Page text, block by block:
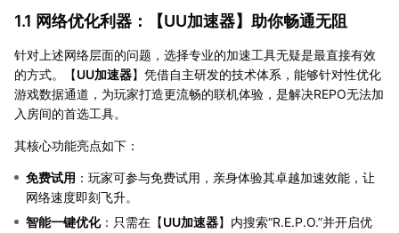
1.1 网络优化利器：【UU加速器】助你畅通无阻
针对上述网络层面的问题，选择专业的加速工具无疑是最直接有效
的方式。【UU加速器】凭借自主研发的技术体系，能够针对性优化
游戏数据通道，为玩家打造更流畅的联机体验，是解决REPO无法加
入房间的首选工具。
其核心功能亮点如下：
免费试用 ：玩家可参与免费试用，亲身体验其卓越加速效能，让
网络速度即刻飞升。
智能一键优化：只需在【UU加速器】内搜索“R.E.P.O.”并开启优